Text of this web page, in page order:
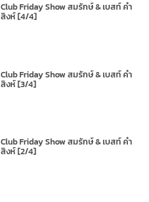
Club Friday Show สมรักษ์ & เบสท์ คำ
สิงห์ [4/4]
Club Friday Show สมรักษ์ & เบสท์ คำ
สิงห์ [3/4]
Club Friday Show สมรักษ์ & เบสท์ คำ
สิงห์ [2/4]